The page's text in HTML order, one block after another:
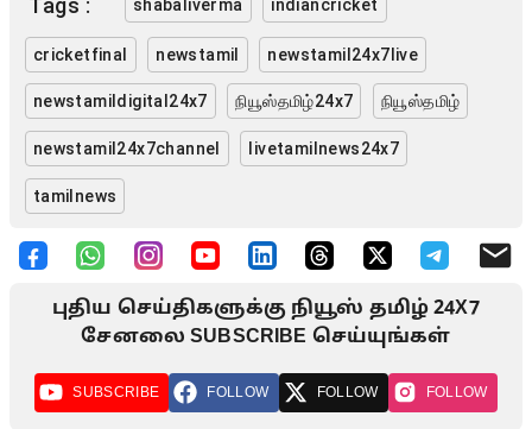
Tags : shabaliverma indiancricket
cricketfinal newstamil newstamil24x7live
newstamildigital24x7 நியூஸ்தமிழ்24x7 நியூஸ்தமிழ்
newstamil24x7channel livetamilnews24x7
tamilnews
புதிய செய்திகளுக்கு நியூஸ் தமிழ் 24X7
சேனலை SUBSCRIBE செய்யுங்கள்
SUBSCRIBE FOLLOW FOLLOW FOLLOW